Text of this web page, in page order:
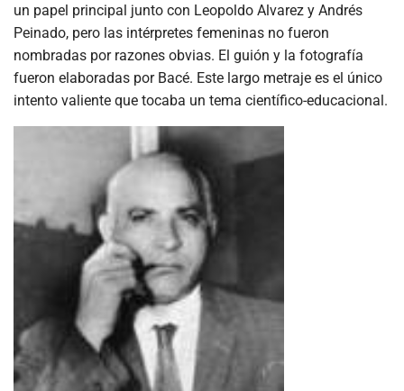
un papel principal junto con Leopoldo Alvarez y Andrés
Peinado, pero las intérpretes femeninas no fueron
nombradas por razones obvias. El guión y la fotografía
fueron elaboradas por Bacé. Este largo metraje es el único
intento valiente que tocaba un tema científico-educacional.